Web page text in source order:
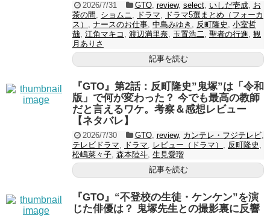
2026/7/31 GTO, review, select, いしだ壱成, お
茶の間 , ショムニ, ドラマ, ドラマ5選まとめ（フォーカ
ス） , ナースのお仕事, 中島みゆき , 反町隆史 , 小室哲
哉, 江角マキコ , 渡辺満里奈, 玉置浩二, 聖者の行進, 観
月ありさ
記事を読む
『GTO』第2話：反町隆史”鬼塚”は「令和
版」で何が変わった？ 今でも最高の教師
だと言えるワケ。考察＆感想レビュー
【ネタバレ】
2026/7/30 GTO, review, カンテレ・フジテレビ,
テレビドラマ, ドラマ, レビュー（ドラマ） , 反町隆史 ,
松嶋菜々子, 森本陸斗, 生見愛瑠
記事を読む
『GTO』“不登校の生徒・ケンケン”を演
じた俳優は？ 鬼塚先生との撮影裏に反響